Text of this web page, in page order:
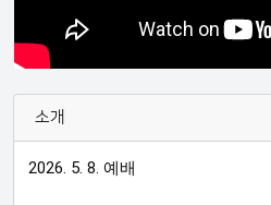
소개
2026. 5. 8. 예배